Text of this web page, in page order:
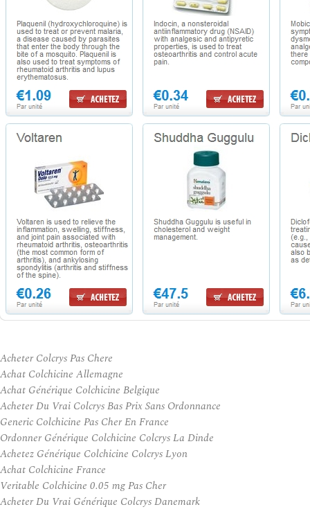
Acheter Colcrys Pas Chere
Achat Colchicine Allemagne
Achat Générique Colchicine Belgique
Acheter Du Vrai Colcrys Bas Prix Sans Ordonnance
Generic Colchicine Pas Cher En France
Ordonner Générique Colchicine Colcrys La Dinde
Achetez Générique Colchicine Colcrys Lyon
Achat Colchicine France
Veritable Colchicine 0.05 mg Pas Cher
Acheter Du Vrai Générique Colcrys Danemark